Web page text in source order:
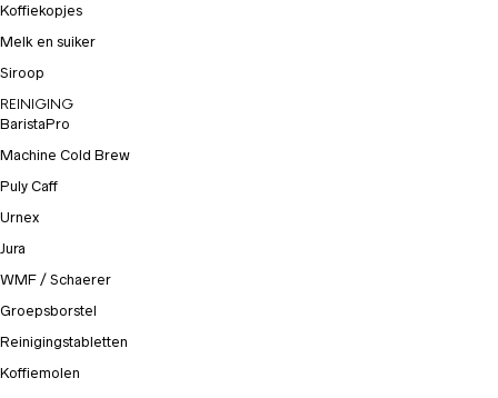
Koffiekopjes
Melk en suiker
Siroop
REINIGING
BaristaPro
Machine Cold Brew
Puly Caff
Urnex
Jura
WMF / Schaerer
Groepsborstel
Reinigingstabletten
Koffiemolen